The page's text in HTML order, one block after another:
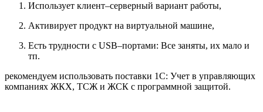
Использует клиент–серверный вариант работы,
Активирует продукт на виртуальной машине,
Есть трудности с USB–портами: Все заняты, их мало и
тп.
рекомендуем использовать поставки 1С: Учет в управляющих
компаниях ЖКХ, ТСЖ и ЖСК с программной защитой.